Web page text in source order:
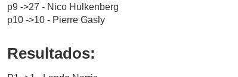
p9 ->27 - Nico Hulkenberg
p10 ->10 - Pierre Gasly
Resultados: